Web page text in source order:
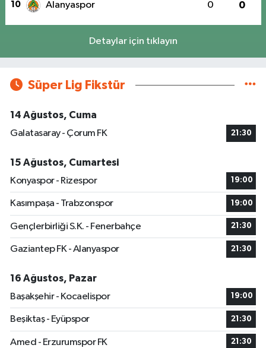
10 Alanyaspor 0 0
Detaylar için tıklayın
Süper Lig Fikstür
14 Ağustos, Cuma
Galatasaray - Çorum FK
21:30
15 Ağustos, Cumartesi
Konyaspor - Rizespor
19:00
Kasımpaşa - Trabzonspor 19:00
Gençlerbirliği S.K. - Fenerbahçe 21:30
Gaziantep FK - Alanyaspor 21:30
16 Ağustos, Pazar
Başakşehir - Kocaelispor
19:00
Beşiktaş - Eyüpspor 21:30
Amed - Erzurumspor FK 21:30